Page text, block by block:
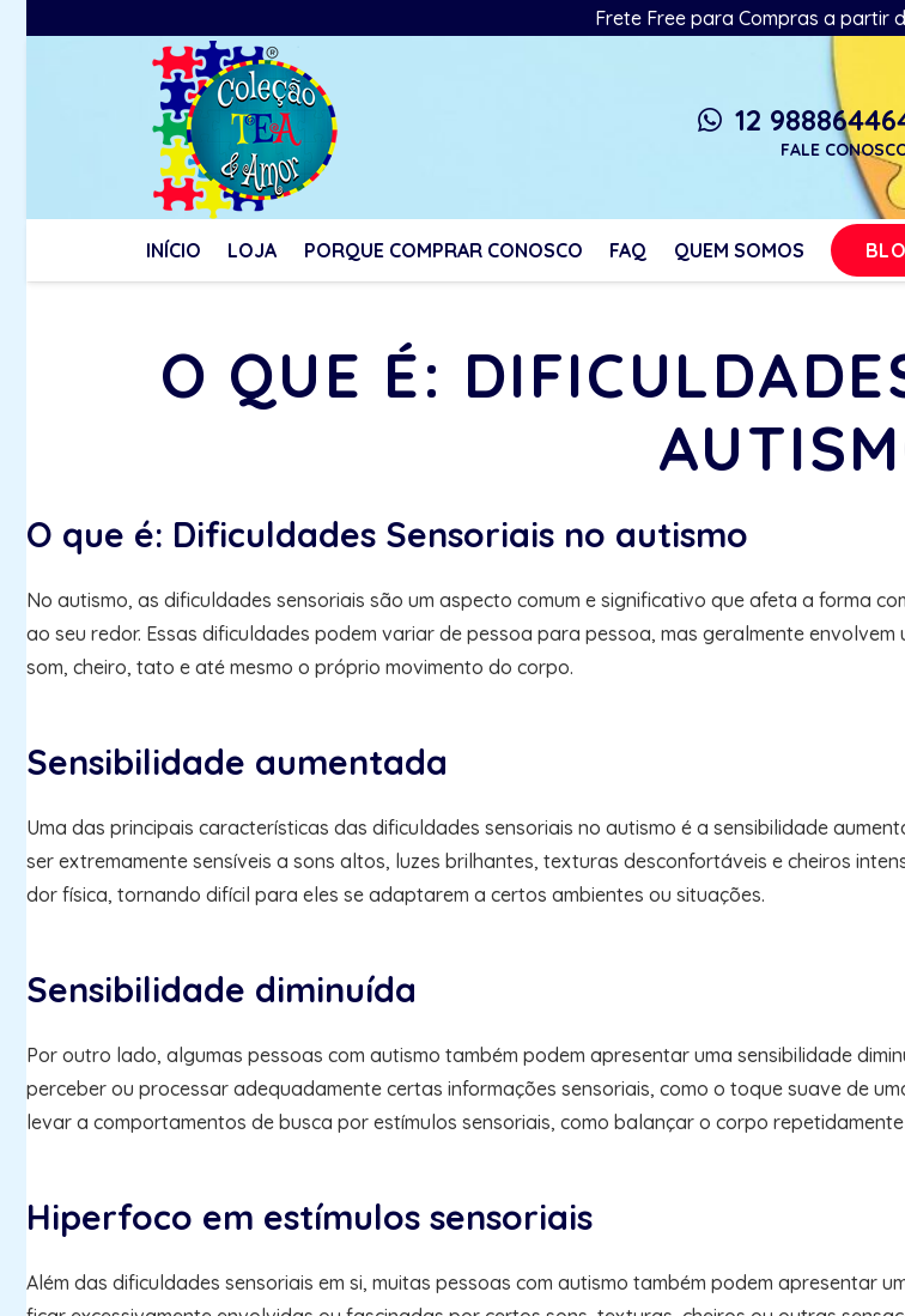
Frete Free para Compras a partir
whatsapp 12
FALE
INÍCIO LOJA PORQUE COMPRAR CONOSCO FAQ QUEM SOMOS
O QUE É:
O que é: Dificuldades Sensoriais no autismo
No autismo, as dificuldades sensoriais são um aspecto comum e significativo que afeta a forma
ao seu redor. Essas dificuldades podem variar de pessoa para pessoa, mas geralmente
som, cheiro, tato e até mesmo o próprio movimento do corpo.
Sensibilidade aumentada
Uma das principais características das dificuldades sensoriais no autismo é a sensibilidade
ser extremamente sensíveis a sons altos, luzes brilhantes, texturas desconfortáveis e cheiros
dor física, tornando difícil para eles se adaptarem a certos ambientes ou situações.
Sensibilidade diminuída
Por outro lado, algumas pessoas com autismo também podem apresentar uma sensibilidade
perceber ou processar adequadamente certas informações sensoriais, como o toque suave de
levar a comportamentos de busca por estímulos sensoriais, como balançar o corpo
Hiperfoco em estímulos sensoriais
Além das dificuldades sensoriais em si, muitas pessoas com autismo também podem apresentar